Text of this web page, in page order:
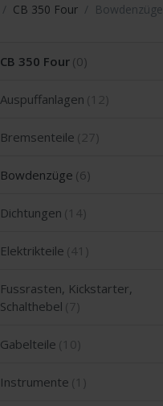
CB 350 Four Bowdenzüge
CB 350 Four
Auspuffanlagen
Bremsenteile
Bowdenzüge
Dichtungen
Elektrikteile
Fussrasten, Kickstarter,
Schalthebel
Gabelteile
Instrumente